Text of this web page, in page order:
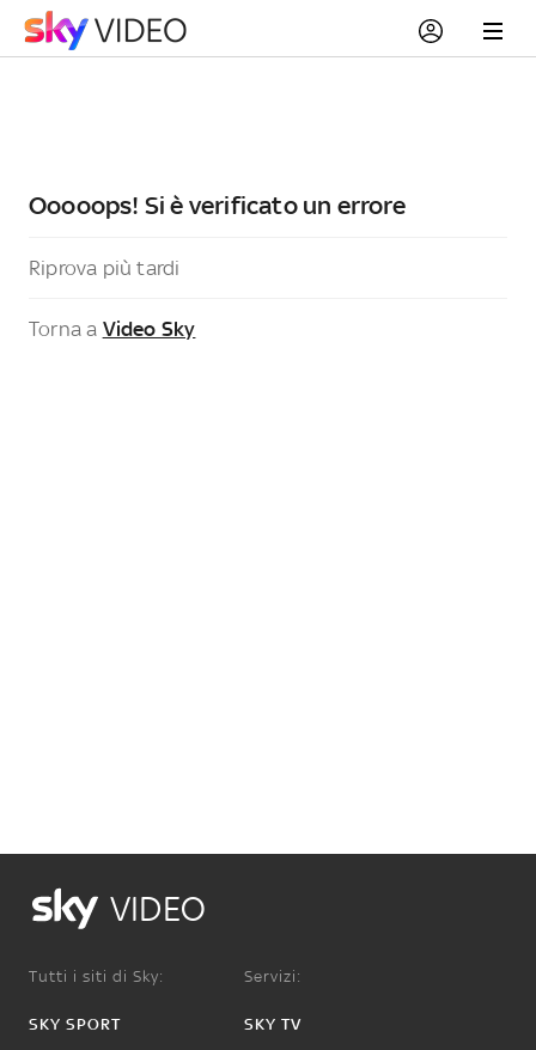
Ooooops! Si è verificato un errore
Riprova più tardi
Torna a Video Sky
VIDEO
Tutti i siti di Sky:
SKY SPORT
Servizi:
SKY TV